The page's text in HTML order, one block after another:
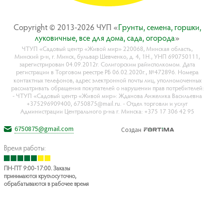
Copyright © 2013-2026 ЧУП «Гpyнты, ceмeнa, гopшки,
лyкoвичныe, вce для дoмa, caдa, oгopoдa»
ЧТУП «Садовый центр «Живой мир» 220068, Минская область,
Минский р-н, г. Минск, бульвар Шевченко, д. 4, 1Н., УНП 690750111,
зарегистрирован 04.09.2012г. Солигорским райисполкомом. Дата
регистрации в Торговом реестре РБ 06.02.2020г., №472896. Номера
контактных телефонов, адрес электронной почты лиц, уполномоченных
рассматривать обращения покупателей о нарушении прав потребителей:
- ЧТУП «Садовый центр «Живой мир»: Жданова Анжелика Васильевна
+375296909400, 6750875@mail.ru. - Отдел торговли и услуг
Администрации Центрального р-на г. Минска: +375 17 306 42 95
6750875@gmail.com
Время работы:
ПН-ПТ 9:00-17:00. Заказы
принимаются круглосуточно,
обрабатываются в рабочее время
Создан